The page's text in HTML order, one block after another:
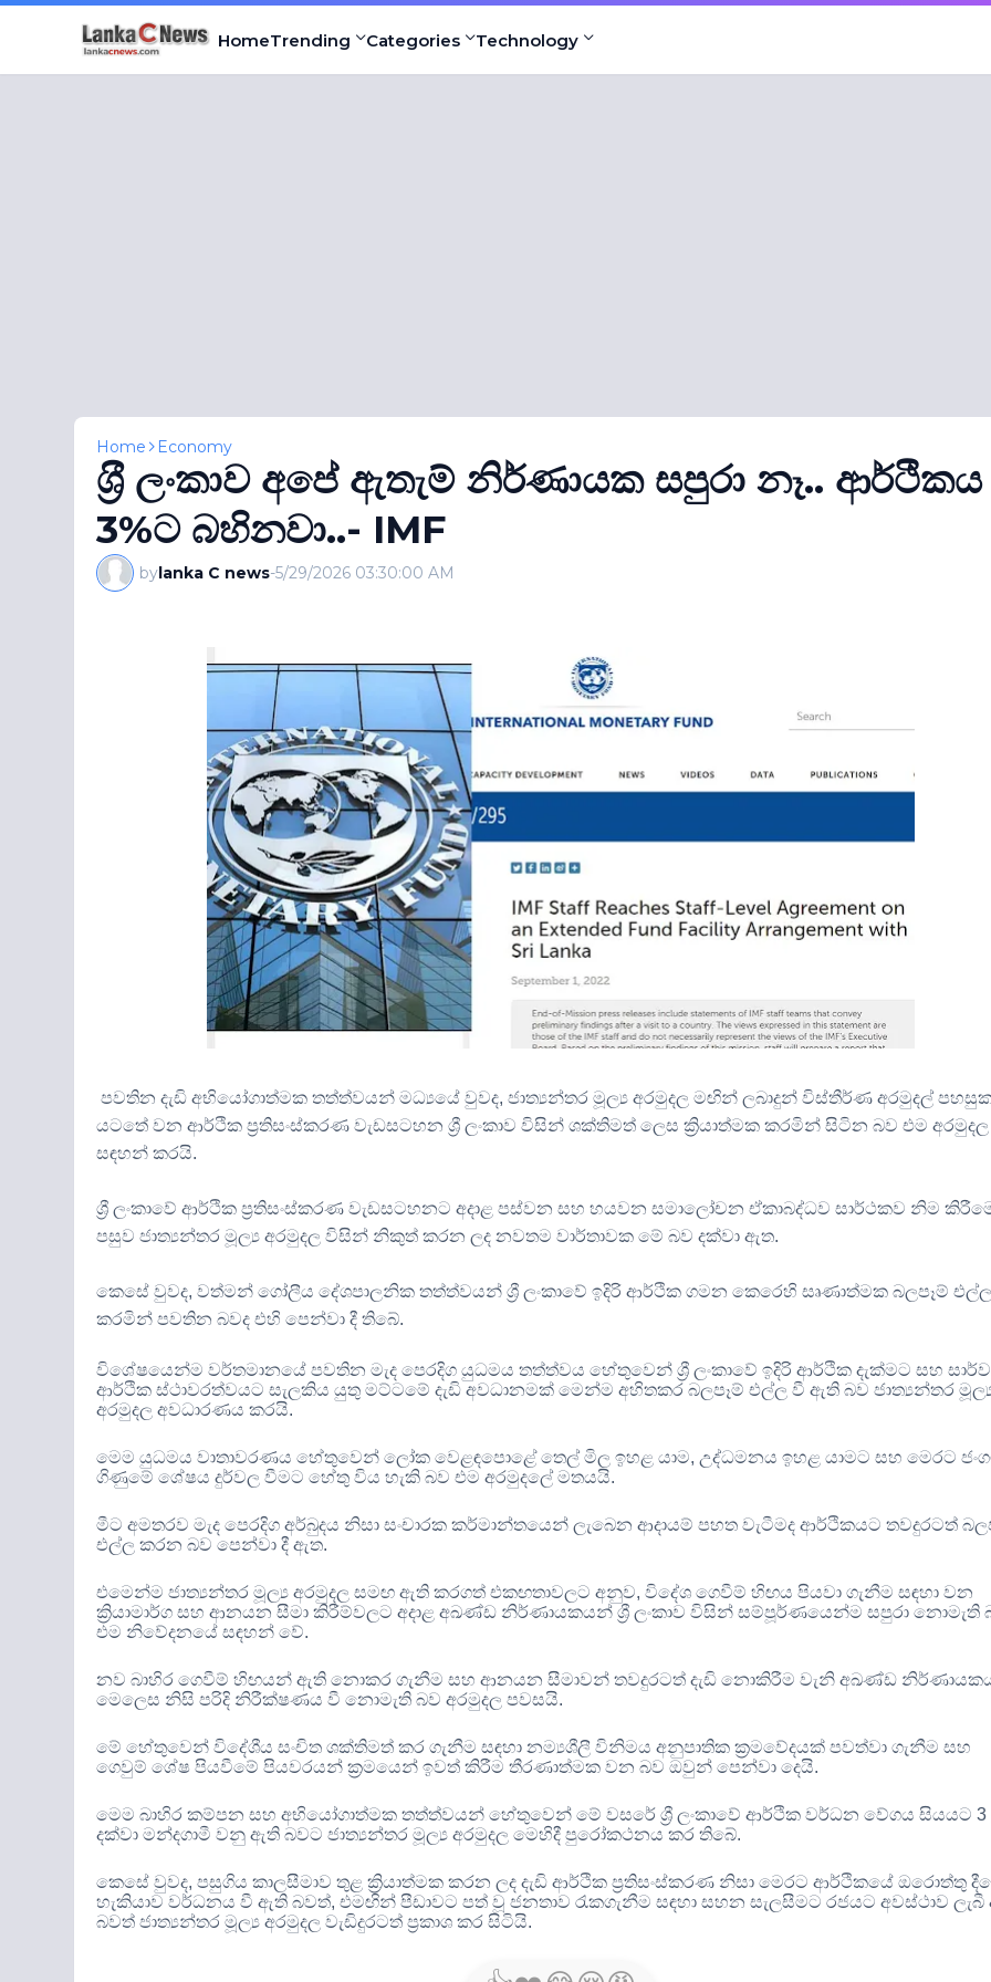
HomeTrending Categories Technology
Home Economy
ශ‍්‍රී ලංකාව අපේ ඇතැම් නිර්ණායක සපුරා නෑ.. ආර්ථිකය
3%ට බහිනවා..- IMF
bylanka C news-5/29/2026 03:30:00 AM
පවතින දැඩි අභියෝගාත්මක තත්ත්වයන් මධ්‍යයේ වුවද,ජාත්‍යන්තර මූල්‍ය අරමුදල මඟින් ලබාදුන් විස්තීර්ණ අරමුදල්
යටතේ වන ආර්ථික ප්‍රතිසංස්කරණ වැඩසටහන ශ්‍රී ලංකාව විසින් ශක්තිමත් ලෙස ක්‍රියාත්මක කරමින් සිටින බව එම අරමුදල
සඳහන් කරයි.
ශ්‍රී ලංකාවේ ආර්ථික ප්‍රතිසංස්කරණ වැඩසටහනට අදාළ පස්වන සහ හයවන සමාලෝචන ඒකාබද්ධව සාර්ථකව නිම
පසුව ජාත්‍යන්තර මූල්‍ය අරමුදල විසින් නිකුත් කරන ලද නවතම වාර්තාවක මේ බව දක්වා ඇත.
කෙසේ වුවද,වත්මන් ගෝලීය දේශපාලනික තත්ත්වයන් ශ්‍රී ලංකාවේ ඉදිරි ආර්ථික ගමන කෙරෙහි සෘණාත්මක බලපෑම්
කරමින් පවතින බවද එහි පෙන්වා දී තිබේ.
විශේෂයෙන්ම වර්තමානයේ පවතින මැද පෙරදිග යුධමය තත්ත්වය හේතුවෙන් ශ්‍රී ලංකාවේ ඉදිරි ආර්ථික දැක්මට සහ සාර්ව
ආර්ථික ස්ථාවරත්වයට සැලකිය යුතු මට්ටමේ දැඩි අවධානමක් මෙන්ම අහිතකර බලපෑම් එල්ල වී ඇති බව ජාත්‍යන්තර
අරමුදල අවධාරණය කරයි.
මෙම යුධමය වාතාවරණය හේතුවෙන් ලෝක වෙළඳපොළේ තෙල් මිල ඉහළ යාම,උද්ධමනය ඉහළ යාමට සහ මෙරට
ගිණුමේ ශේෂය දුර්වල වීමට හේතු විය හැකි බව එම අරමුදලේ මතයයි.
මීට අමතරව මැද පෙරදිග අර්බුදය නිසා සංචාරක කර්මාන්තයෙන් ලැබෙන ආදායම් පහත වැටීමද ආර්ථිකයට තවදුරටත්
එල්ල කරන බව පෙන්වා දී ඇත.
එමෙන්ම ජාත්‍යන්තර මූල්‍ය අරමුදල සමඟ ඇති කරගත් එකඟතාවලට අනුව,විදේශ ගෙවීම් හිඟය පියවා ගැනීම සඳහා වන
ක්‍රියාමාර්ග සහ ආනයන සීමා කිරීම්වලට අදාළ අඛණ්ඩ නිර්ණායකයන්ශ්‍රී ලංකාව විසින් සම්පූර්ණයෙන්ම සපුරා නොමැති
එම නිවේදනයේ සඳහන් වේ.
නව බාහිර ගෙවීම් හිඟයන් ඇති නොකර ගැනීම සහ ආනයන සීමාවන් තවදුරටත් දැඩි නොකිරීම වැනි අඛණ්ඩ
මෙලෙස නිසි පරිදි නිරීක්ෂණය වී නොමැති බව අරමුදල පවසයි.
මේ හේතුවෙන් විදේශීය සංචිත ශක්තිමත් කර ගැනීම සඳහා නම්‍යශීලී විනිමය අනුපාතික ක්‍රමවේදයක් පවත්වා ගැනීම සහ
ගෙවුම් ශේෂ පියවීමේ පියවරයන් ක්‍රමයෙන් ඉවත් කිරීම තීරණාත්මක වන බව ඔවුන් පෙන්වා දෙයි.
මෙම බාහිර කම්පන සහ අභියෝගාත්මක තත්ත්වයන් හේතුවෙන් මේ වසරේ ශ්‍රී ලංකාවේ ආර්ථික වර්ධන වේගය සියයට3
දක්වා මන්දගාමී වනු ඇති බවට ජාත්‍යන්තර මූල්‍ය අරමුදල මෙහිදී පුරෝකථනය කර තිබේ.
කෙසේ වුවද,පසුගිය කාලසීමාව තුළ ක්‍රියාත්මක කරන ලද දැඩි ආර්ථික ප්‍රතිසංස්කරණ නිසා මෙරට ආර්ථිකයේ ඔරොත්තු
හැකියාව වර්ධනය වී ඇති බවත්,එමඟින් පීඩාවට පත් වූ ජනතාව රැකගැනීම සඳහා සහන සැලසීමට රජයට අවස්ථාව
බවත් ජාත්‍යන්තර මූල්‍ය අරමුදල වැඩිදුරටත් ප්‍රකාශ කර සිටියි.